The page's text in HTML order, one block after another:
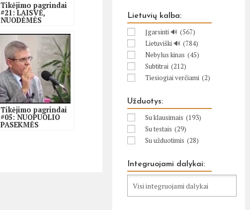
Tikėjimo pagrindai
#21: LAISVĖ,
NUODĖMĖS
SĄŽINĖ
Tikėjimo pagrindai
#05: NUOPUOLIO
PASEKMĖS
Lietuvių kalba:
Įgarsinti 🔊 (567)
Lietuviški 🔊 (784)
Nebylus kinas (45)
Subtitrai (212)
Tiesiogiai verčiami (2)
Užduotys:
Su klausimais (193)
Su testais (29)
Su užduotimis (28)
Integruojami dalykai: